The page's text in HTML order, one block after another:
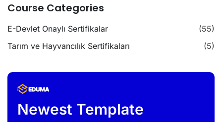
Course Categories
E-Devlet Onaylı Sertifikalar
(55)
Tarım ve Hayvancılık Sertifikaları
(5)
Newest Template